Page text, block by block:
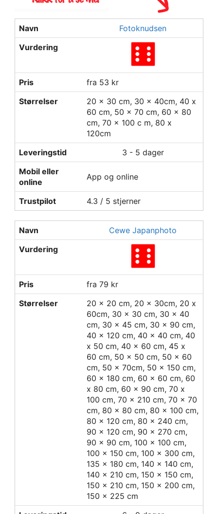
Navn
Fotoknudsen
Vurdering
Pris
fra 53 kr
Størrelser
20 x 30 cm, 30 x 40cm, 40 x
60 cm, 50 x 70 cm, 60 x 80
cm, 70 x 100 c m, 80 x
120cm
Leveringstid
3 - 5 dager
Mobil eller
online
App og online
Trustpilot 4.3 / 5 stjerner
Navn
Cewe Japanphoto
Vurdering
Pris
fra 79 kr
Størrelser
20 x 20 cm, 20 x 30cm, 20 x
60cm, 30 x 30 cm, 30 x 40
cm, 30 x 45 cm, 30 x 90 cm,
40 x 120 cm, 40 x 40 cm, 40
x 50 cm, 40 x 60 cm, 45 x
60 cm, 50 x 50 cm, 50 x 60
cm, 50 x 70cm, 50 x 150 cm,
60 x 180 cm, 60 x 60 cm, 60
x 80 cm, 60 x 90 cm, 70 x
100 cm, 70 x 210 cm, 70 x 70
cm, 80 x 80 cm, 80 x 100 cm,
80 x 120 cm, 80 x 240 cm,
90 x 120 cm, 90 x 270 cm,
90 x 90 cm, 100 x 100 cm,
100 x 150 cm, 100 x 300 cm,
135 x 180 cm, 140 x 140 cm,
140 x 210 cm, 150 x 150 cm,
150 x 210 cm, 150 x 200 cm,
150 x 225 cm